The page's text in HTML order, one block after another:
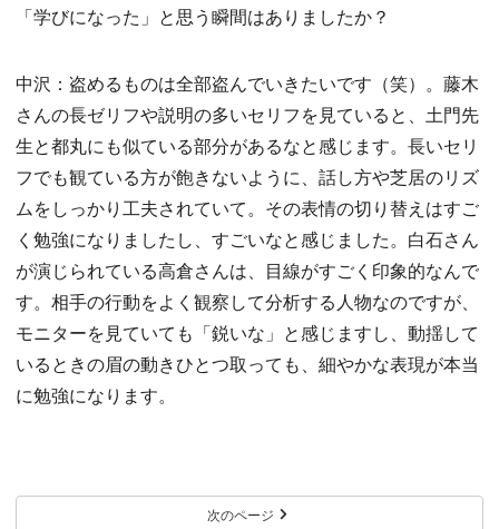
「学びになった」と思う瞬間はありましたか？
中沢：盗めるものは全部盗んでいきたいです（笑）。藤木
さんの長ゼリフや説明の多いセリフを見ていると、土門先
生と都丸にも似ている部分があるなと感じます。長いセリ
フでも観ている方が飽きないように、話し方や芝居のリズ
ムをしっかり工夫されていて。その表情の切り替えはすご
く勉強になりましたし、すごいなと感じました。白石さん
が演じられている高倉さんは、目線がすごく印象的なんで
す。相手の行動をよく観察して分析する人物なのですが、
モニターを見ていても「鋭いな」と感じますし、動揺して
いるときの眉の動きひとつ取っても、細やかな表現が本当
に勉強になります。
次のページ